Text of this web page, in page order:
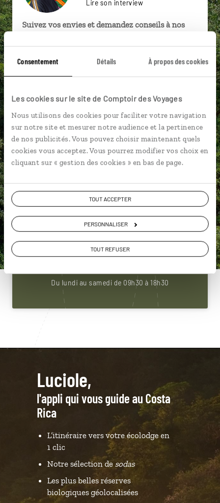
Consentement Détails À propos des cookies
Les cookies sur le site de Comptoir des Voyages
Nous utilisons des cookies pour faciliter votre navigation
sur notre site et mesurer notre audience et la pertinence
de nos publicités. Vous pouvez choisir maintenant quels
cookies vous acceptez. Vous pourrez modifier vos choix en
cliquant sur « gestion des cookies » en bas de page.
TOUT ACCEPTER
PERSONNALISER
TOUT REFUSER
Lire son interview
Suivez vos envies et demandez conseils à nos
Ils sauront organiser votre itinéraire au plus
connectés en agence, mais aussi par email ou
téléphone.
Vous gardez le même interlocuteur avant,
pendant et après votre voyage.
DEMANDER UN DEVIS
ou
Construisez votre voyage avec un spécialiste Costa
01 86 95 65 12
Du lundi au samedi de 09h30 à 18h30
Luciole,
l'appli qui vous guide au Costa
Rica
L’itinéraire vers votre écolodge en
1 clic
Notre sélection de sodas
Les plus belles réserves
biologiques géolocalisées